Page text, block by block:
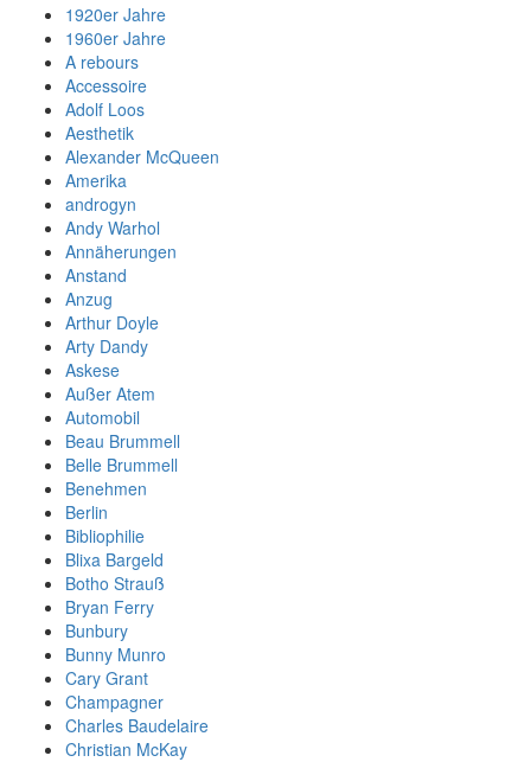
1920er Jahre
1960er Jahre
A rebours
Accessoire
Adolf Loos
Aesthetik
Alexander McQueen
Amerika
androgyn
Andy Warhol
Annäherungen
Anstand
Anzug
Arthur Doyle
Arty Dandy
Askese
Außer Atem
Automobil
Beau Brummell
Belle Brummell
Benehmen
Berlin
Bibliophilie
Blixa Bargeld
Botho Strauß
Bryan Ferry
Bunbury
Bunny Munro
Cary Grant
Champagner
Charles Baudelaire
Christian McKay